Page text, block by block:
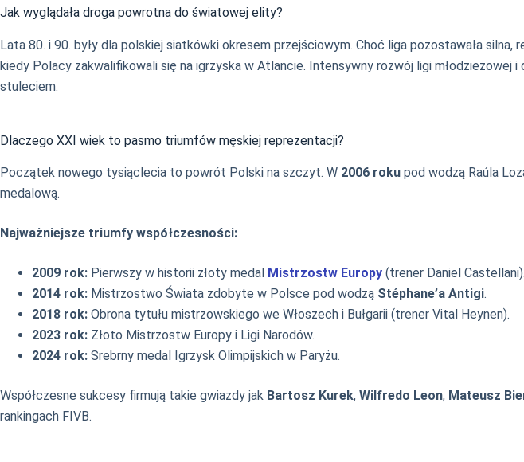
Jak wyglądała droga powrotna do światowej elity?
Lata 80. i 90. były dla polskiej siatkówki okresem przejściowym. Choć liga pozostawała
kiedy Polacy zakwalifikowali się na igrzyska w Atlancie. Intensywny rozwój ligi
stuleciem.
Dlaczego XXI wiek to pasmo triumfów męskiej reprezentacji?
Początek nowego tysiąclecia to powrót Polski na szczyt. W 2006 roku pod wodzą Raúla
medalową.
Najważniejsze triumfy współczesności:
2009 rok: Pierwszy w historii złoty medal Mistrzostw Europy (trener Daniel Castellani).
2014 rok: Mistrzostwo Świata zdobyte w Polsce pod wodzą Stéphane’a Antigi.
2018 rok: Obrona tytułu mistrzowskiego we Włoszech i Bułgarii (trener Vital Heynen).
2023 rok: Złoto Mistrzostw Europy i Ligi Narodów.
2024 rok: Srebrny medal Igrzysk Olimpijskich w Paryżu.
Współczesne sukcesy firmują takie gwiazdy jak Bartosz Kurek, Wilfredo Leon, Mateusz
rankingach FIVB.